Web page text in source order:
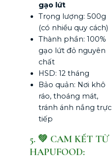
gạo lứt
Trọng lượng: 500g
(có nhiều quy cách)
Thành phần: 100%
gạo lứt đỏ nguyên
chất
HSD: 12 tháng
Bảo quản: Nơi khô
ráo, thoáng mát,
tránh ánh nắng trực
tiếp
5. 💚 CAM KẾT TỪ
HAPUFOOD: